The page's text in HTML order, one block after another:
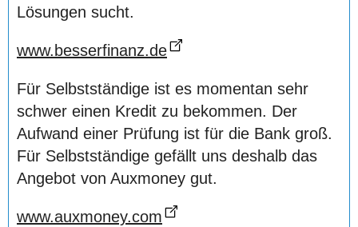
Lösungen sucht.
www.besserfinanz.de
Für Selbstständige ist es momentan sehr
schwer einen Kredit zu bekommen. Der
Aufwand einer Prüfung ist für die Bank groß.
Für Selbstständige gefällt uns deshalb das
Angebot von Auxmoney gut.
www.auxmoney.com